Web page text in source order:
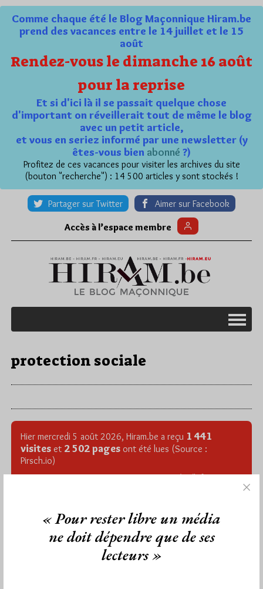
Comme chaque été le Blog Maçonnique Hiram.be
prend des vacances entre le 14 juillet et le 15
août
Rendez-vous le dimanche 16 août
pour la reprise
Et si d'ici là il se passait quelque chose
d'important on réveillerait tout de même le blog
avec un petit article,
et vous en seriez informé par une newsletter (y
êtes-vous bien abonné ?)
Profitez de ces vacances pour visiter les archives du site
(bouton "recherche") : 14 500 articles y sont stockés !
Partager sur Twitter Aimer sur Facebook
Accès à l’espace membre
protection sociale
Hier mercredi 5 août 2026, Hiram.be a reçu 1 441
visites et 2 502 pages ont été lues (Source :
Pirsch.io)
Plus d’informations
« Pour rester libre un média
ne doit dépendre que de ses
lecteurs »